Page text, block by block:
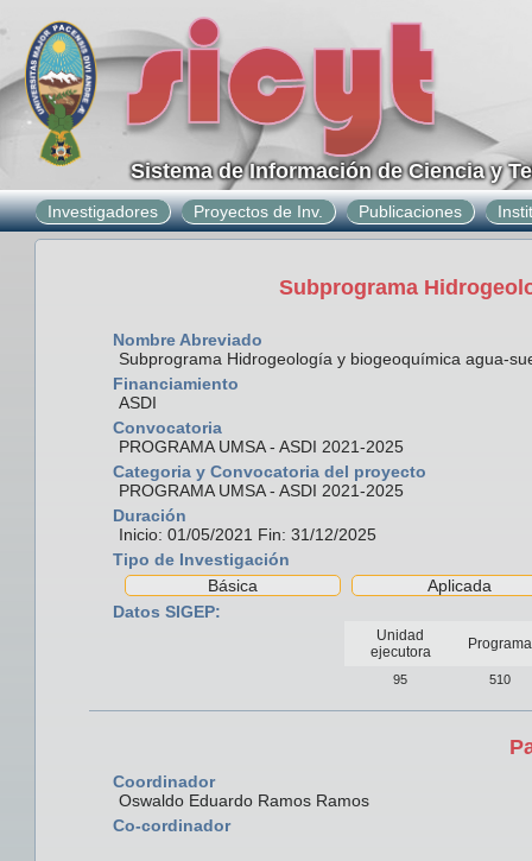
Sistema de Información de Ciencia y
Investigadores Proyectos de Inv. Publicaciones
Subprograma
Nombre Abreviado
Subprograma Hidrogeología y biogeoquímica agua-
Financiamiento
ASDI
Convocatoria
PROGRAMA UMSA - ASDI 2021-2025
Categoria y Convocatoria del proyecto
PROGRAMA UMSA - ASDI 2021-2025
Duración
Inicio: 01/05/2021 Fin: 31/12/2025
Tipo de Investigación
Básica
Aplicada
Datos SIGEP:
Unidad
ejecutora
Programa
95 510
Coordinador
Oswaldo Eduardo Ramos Ramos
Co-cordinador